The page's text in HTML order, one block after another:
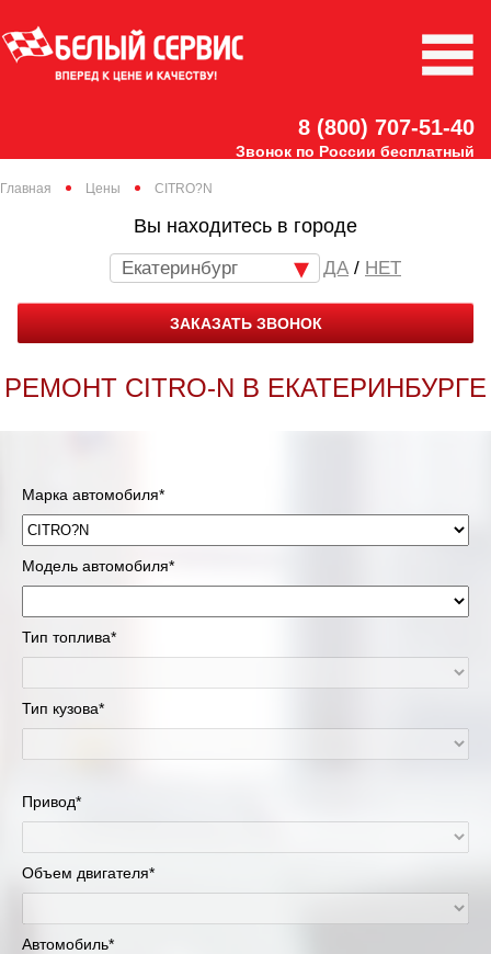
8 (800) 707-51-40
Звонок по России бесплатный
Главная Цены CITRO?N
Вы находитесь в городе
Екатеринбург / НЕТ
ЗАКАЗАТЬ ЗВОНОК
РЕМОНТ CITRO-N В ЕКАТЕРИНБУРГЕ
Марка автомобиля*
Модель автомобиля*
Тип топлива*
Тип кузова*
Привод*
Объем двигателя*
Автомобиль*